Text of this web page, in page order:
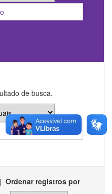
de busca.
| Ordenar registros por